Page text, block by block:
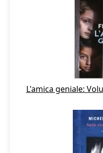
L'amica geniale: